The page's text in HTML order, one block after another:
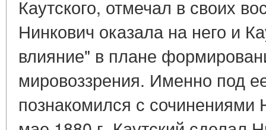
Каутского, отмечал в своих
Нинкович оказала на него и
влияние" в плане
мировоззрения. Именно под
познакомился с